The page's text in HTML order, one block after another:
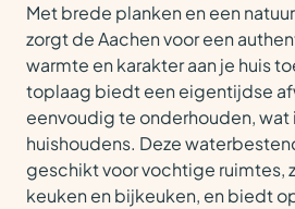
Met brede planken en een
zorgt de Aachen voor een
warmte en karakter aan je huis
toplaag biedt een eigentijdse
eenvoudig te onderhouden, wat
huishoudens. Deze
geschikt voor vochtige ruimtes,
keuken en bijkeuken, en biedt